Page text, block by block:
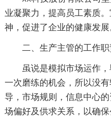
业凝聚力，提高员工素质
神，促进了企业的健康发展
二、生产主管的工作
虽说是模拟市场运作
一次磨练的机会，所以没
导，市场规则，信息中心
场偏好及供求关系，以确保